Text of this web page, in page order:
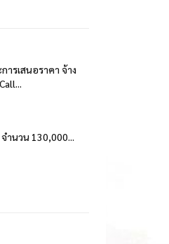
รเสนอราคา จ้าง
ำนวน 130,000...